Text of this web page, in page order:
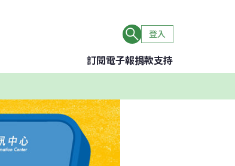
登入
訂閱電子報捐款支持